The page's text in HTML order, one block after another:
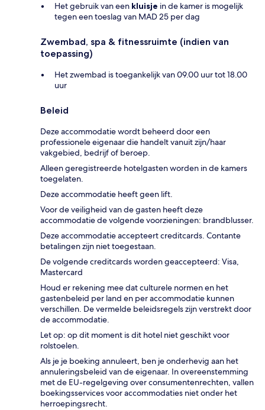
Het gebruik van een kluisje in de kamer is mogelijk
tegen een toeslag van MAD 25 per dag
Zwembad, spa & fitnessruimte (indien van
toepassing)
Het zwembad is toegankelijk van 09.00 uur tot 18.00
uur
Beleid
Deze accommodatie wordt beheerd door een
professionele eigenaar die handelt vanuit zijn/haar
vakgebied, bedrijf of beroep.
Alleen geregistreerde hotelgasten worden in de kamers
toegelaten.
Deze accommodatie heeft geen lift.
Voor de veiligheid van de gasten heeft deze
accommodatie de volgende voorzieningen: brandblusser.
Deze accommodatie accepteert creditcards. Contante
betalingen zijn niet toegestaan.
De volgende creditcards worden geaccepteerd: Visa,
Mastercard
Houd er rekening mee dat culturele normen en het
gastenbeleid per land en per accommodatie kunnen
verschillen. De vermelde beleidsregels zijn verstrekt door
de accommodatie.
Let op: op dit moment is dit hotel niet geschikt voor
rolstoelen.
Als je je boeking annuleert, ben je onderhevig aan het
annuleringsbeleid van de eigenaar. In overeenstemming
met de EU-regelgeving over consumentenrechten, vallen
boekingsservices voor accommodaties niet onder het
herroepingsrecht.